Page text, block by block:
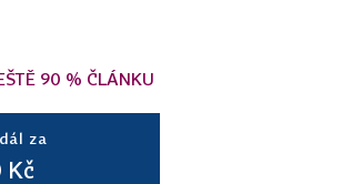
90 % ČLÁNKU
za
Kč